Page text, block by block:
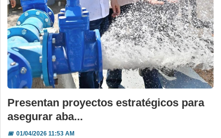
Presentan proyectos estratégicos para
asegurar aba...
📅01/04/2026 11:53 AM